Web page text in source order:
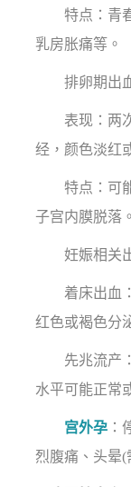
特点：青春
乳房胀痛等。
排卵期出血
表现：两次
经，颜色淡红
特点：可能
子宫内膜脱落。
妊娠相关出
着床出血：
红色或褐色分
先兆流产：
水平可能正常
宫外孕 ：
烈腹痛、头晕(